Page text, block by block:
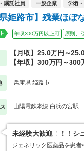
嘱託社員 一般企業 学術
県姫路市】残業ほぼ
年収300万円以上可 原則、
【月収】25.0万円～
【年収】300万円～300
兵庫県 姫路市
山陽電鉄本線 白浜の宮駅
未経験大歓迎！！！シ
ジェネリック医薬品を患